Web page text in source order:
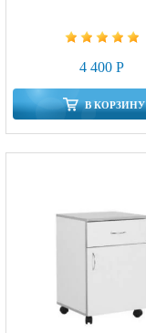
4 400 Р
В КОРЗИНУ